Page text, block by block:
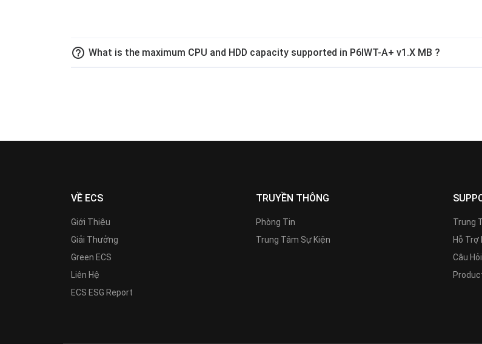
help_outline What is the maximum CPU and HDD capacity supported in P6IWT-A+ v1.X MB ?
VỀ ECS
Giới Thiệu
Giải Thưởng
Green ECS
Liên Hệ
ECS ESG Report
TRUYỀN THÔNG
Phòng Tin
Trung Tâm Sự Kiện
Trung
Hỗ Trợ
Câu